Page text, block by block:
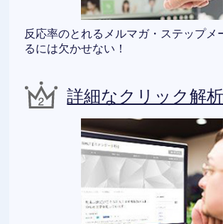
反応率のとれるメルマガ・ステップメ
るには欠かせない！
詳細なクリック解析